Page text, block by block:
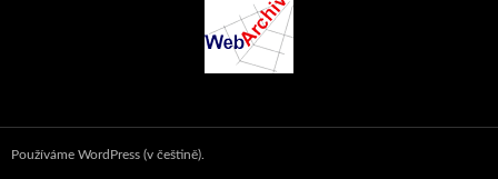
Používáme WordPress (v češtině).